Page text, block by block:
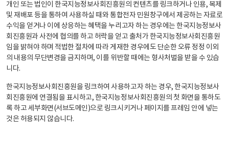
개인 또는 법인이 한국지능정보사회진흥원의 컨텐츠를 링크하거나 인용, 복제
및 재배포 등을 통하여 사용하실 때와 통합전자 민원창구에서 제공하는 자료로
수익을 얻거나 이에 상응하는 혜택을 누리고자 하는 경우에는 한국지능정보사
회진흥원과 사전에 협의를 하고 허락을 얻고 출처가 한국지능정보사회진흥원
임을 밝혀야 하며 적법한 절차에 따라 게재한 경우에도 단순한 오류 정정 이외
의 내용의 무단변경을 금지하며, 이를 위반할 때에는 형사처벌을 받을 수 있습
니다.
한국지능정보사회진흥원을 링크하여 사용하고자 하는 경우, 한국지능정보사
회진흥원에 연결됨을 표시하고, 한국지능정보사회진흥원의 첫 화면을 통하도
록 하고 세부화면(서브도메인)으로 링크시키거나 페이지를 프레임 안에 넣는
것은 허용되지 않습니다.